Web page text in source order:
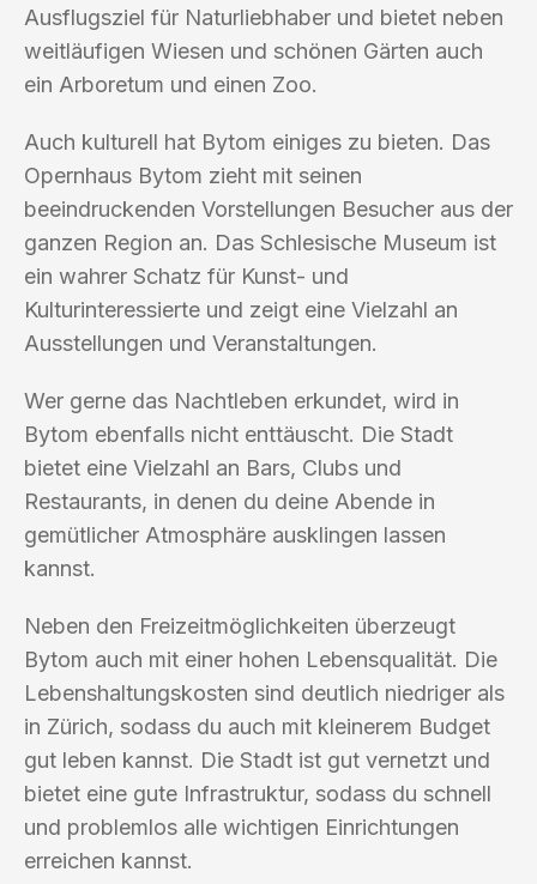
Ausflugsziel für Naturliebhaber und bietet neben
weitläufigen Wiesen und schönen Gärten auch
ein Arboretum und einen Zoo.
Auch kulturell hat Bytom einiges zu bieten. Das
Opernhaus Bytom zieht mit seinen
beeindruckenden Vorstellungen Besucher aus der
ganzen Region an. Das Schlesische Museum ist
ein wahrer Schatz für Kunst- und
Kulturinteressierte und zeigt eine Vielzahl an
Ausstellungen und Veranstaltungen.
Wer gerne das Nachtleben erkundet, wird in
Bytom ebenfalls nicht enttäuscht. Die Stadt
bietet eine Vielzahl an Bars, Clubs und
Restaurants, in denen du deine Abende in
gemütlicher Atmosphäre ausklingen lassen
kannst.
Neben den Freizeitmöglichkeiten überzeugt
Bytom auch mit einer hohen Lebensqualität. Die
Lebenshaltungskosten sind deutlich niedriger als
in Zürich, sodass du auch mit kleinerem Budget
gut leben kannst. Die Stadt ist gut vernetzt und
bietet eine gute Infrastruktur, sodass du schnell
und problemlos alle wichtigen Einrichtungen
erreichen kannst.